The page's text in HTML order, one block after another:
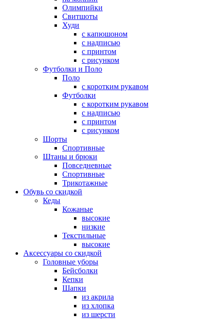
Олимпийки
Свитшоты
Худи
с капюшоном
с надписью
с принтом
с рисунком
Футболки и Поло
Поло
с коротким рукавом
Футболки
с коротким рукавом
с надписью
с принтом
с рисунком
Шорты
Спортивные
Штаны и брюки
Повседневные
Спортивные
Трикотажные
Обувь со скидкой
Кеды
Кожаные
высокие
низкие
Текстильные
высокие
Аксессуары со скидкой
Головные уборы
Бейсболки
Кепки
Шапки
из акрила
из хлопка
из шерсти